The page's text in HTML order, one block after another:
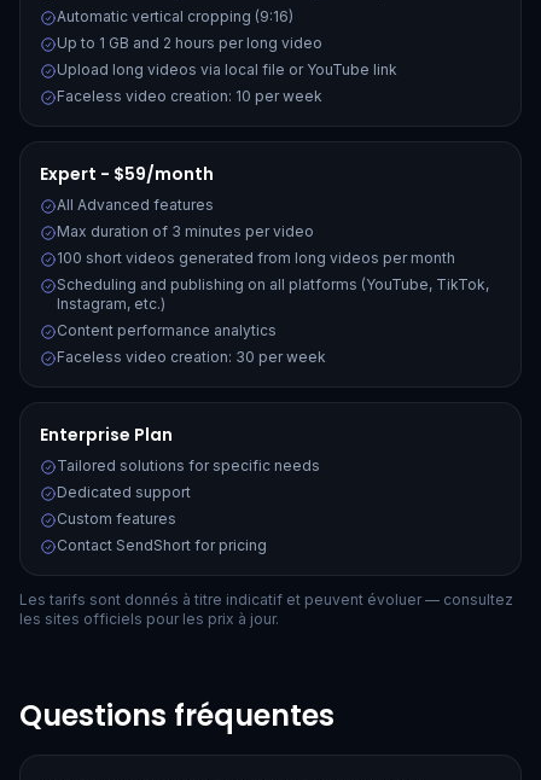
Automatic vertical cropping (9:16)
Up to 1 GB and 2 hours per long video
Upload long videos via local file or YouTube link
Faceless video creation: 10 per week
Expert - $59/month
All Advanced features
Max duration of 3 minutes per video
100 short videos generated from long videos per month
Scheduling and publishing on all platforms (YouTube, TikTok,
Instagram, etc.)
Content performance analytics
Faceless video creation: 30 per week
Enterprise Plan
Tailored solutions for specific needs
Dedicated support
Custom features
Contact SendShort for pricing
Les tarifs sont donnés à titre indicatif et peuvent évoluer — consultez
les sites officiels pour les prix à jour.
Questions fréquentes